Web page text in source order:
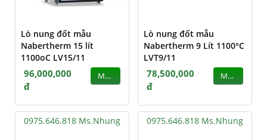
Lò nung đốt mẫu
Nabertherm 15 lít
1100oC LV15/11
96,000,000
đ
MUA
Lò nung đốt mẫu
Nabertherm 9 Lít 1100°C
LVT9/11
78,500,000
đ
MUA
0975.646.818 Ms.Nhung 0975.646.818 Ms.Nhung